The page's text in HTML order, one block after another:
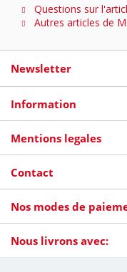
Questions sur
Autres articles de
Newsletter
Information
Mentions legales
Contact
Nos modes de
Nous livrons avec: